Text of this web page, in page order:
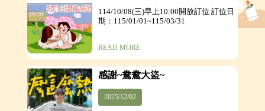
114/10/08(三)早上10:00開放訂位 訂位日
期：115/01/01~115/03/31
READ MORE
感謝~鴦鴦大盜~
2025/12/02